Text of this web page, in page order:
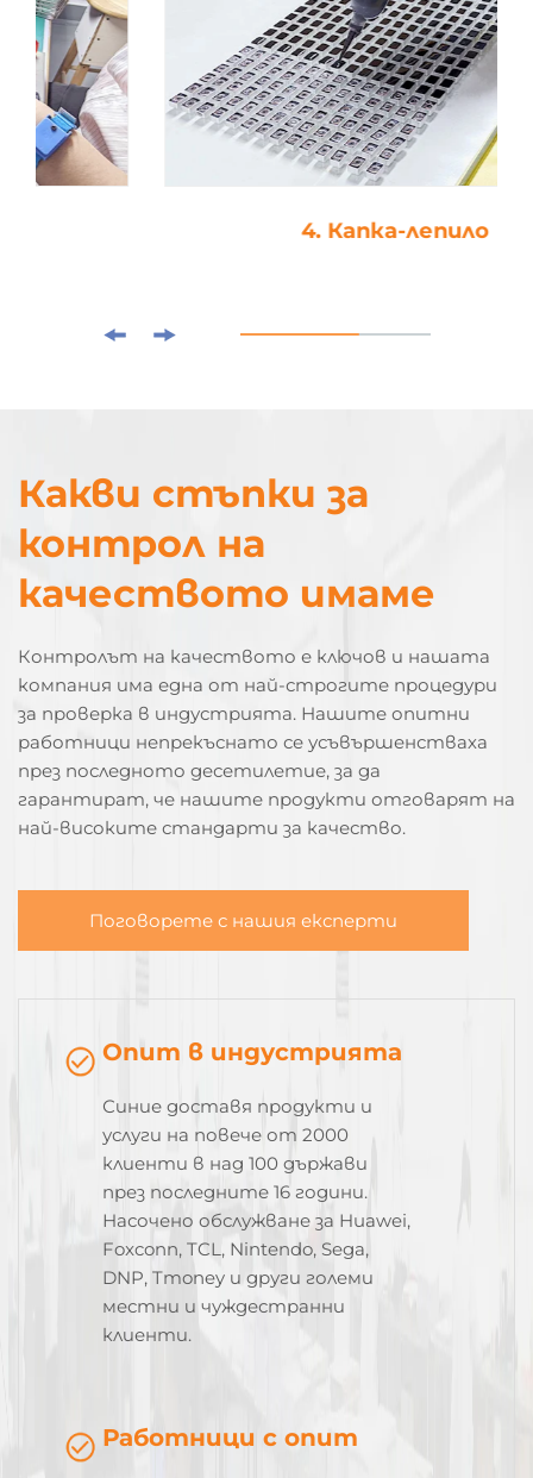
4. Капка-лепило
Какви стъпки за
контрол на
качеството имаме
Контролът на качеството е ключов и нашата
компания има една от най-строгите процедури
за проверка в индустрията. Нашите опитни
работници непрекъснато се усъвършенстваха
през последното десетилетие, за да
гарантират, че нашите продукти отговарят на
най-високите стандарти за качество.
Поговорете с нашия експерти
Опит в индустрията
Синие доставя продукти и
услуги на повече от 2000
клиенти в над 100 държави
през последните 16 години.
Насочено обслужване за Huawei,
Foxconn, TCL, Nintendo, Sega,
DNP, Tmoney и други големи
местни и чуждестранни
клиенти.
Работници с опит